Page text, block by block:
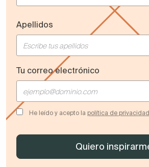
Apellidos
Tu correo electrónico
He leído y acepto la política de privacidad